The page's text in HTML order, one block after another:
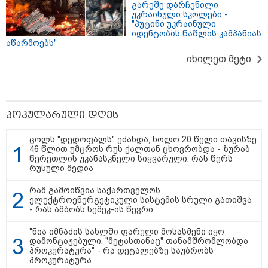
10:58 / 06-08-2026
"დადგება დრო და თქვენი დღევანდელი
"პოსტაობა" საკუთარ თავთან
შეგარცხვენთ... თქვენი შეცდომა არის
დანაშაულის ტოლფასი" - ეკა კუპატაძე
ნანუკა ჟორჟოლიანს
გარეშე დარჩენილი
უკრაინული სკოლები -
"პუტინი უკრაინული
იდენტობის წაშლის კამპანიას
აწარმოებს"
იხილეთ მეტი
პოპულარული დღეს
ცოლს "დედოფალს" ეძახდა, ხოლო 20 წელი თავისზე
46 წლით უმცროს რუს ქალთან ცხოვრობდა - ზურაბ
წერეთლის უკანასკნელი სიყვარული: რას წერს
რუსული მედია
რამ გამოიწვია საქართველოს
ელექტროენერგეტიკული სისტემის სრული გათიშვა
- რას ამბობს სემეკ-ის წევრი
"ნია იმნაძის სახლში ფარული მოსასმენი იყო
დამონტაჟებული, "მეტასთანაც" თანამშრომლობდა
პროკურატურა" - რა დეტალებზე საუბრობს
პროკურატურა